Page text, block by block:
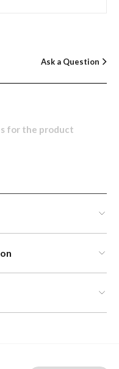
Ask a Question
for the product